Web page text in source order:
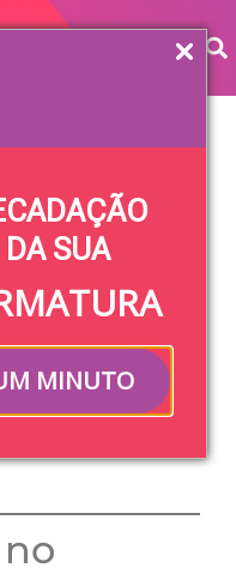
SUA
MINUTO
de formatura perfeito